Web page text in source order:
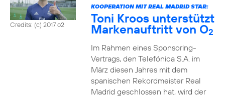
Credits: (c) 2017 o2
KOOPERATION MIT REAL MADRID STAR:
Toni Kroos unterstützt
Markenauftritt von O2
Im Rahmen eines Sponsoring-
Vertrags, den Telefónica S.A. im
März diesen Jahres mit dem
spanischen Rekordmeister Real
Madrid geschlossen hat, wird der